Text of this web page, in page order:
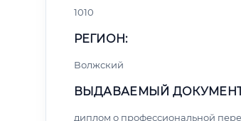
1010
РЕГИОН:
Волжский
ВЫДАВАЕМЫЙ
диплом о профессиональной